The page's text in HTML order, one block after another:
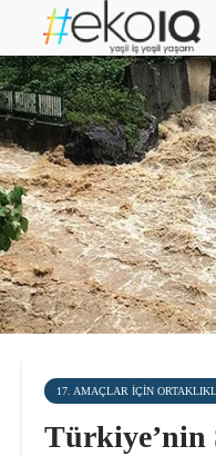
17. AMAÇLAR IÇIN